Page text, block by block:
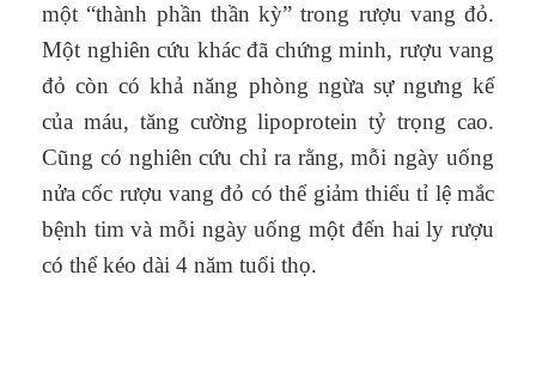
một “thành phần thần kỳ” trong rượu vang đỏ.
Một nghiên cứu khác đã chứng minh, rượu vang
đỏ còn có khả năng phòng ngừa sự ngưng kế
của máu, tăng cường lipoprotein tỷ trọng cao.
Cũng có nghiên cứu chỉ ra rằng, mỗi ngày uống
nửa cốc rượu vang đỏ có thể giảm thiểu tỉ lệ mắc
bệnh tim và mỗi ngày uống một đến hai ly rượu
có thể kéo dài 4 năm tuổi thọ.